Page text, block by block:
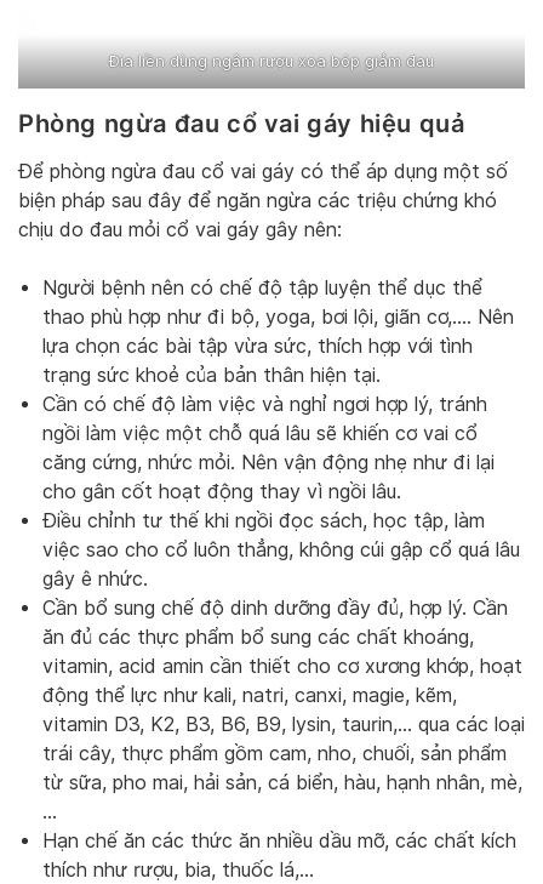
Địa liền dùng ngâm rượu xoa bóp giảm đau
Phòng ngừa đau cổ vai gáy hiệu quả
Để phòng ngừa đau cổ vai gáy có thể áp dụng một số
biện pháp sau đây để ngăn ngừa các triệu chứng khó
chịu do đau mỏi cổ vai gáy gây nên:
Người bệnh nên có chế độ tập luyện thể dục thể
thao phù hợp như đi bộ, yoga, bơi lội, giãn cơ,…. Nên
lựa chọn các bài tập vừa sức, thích hợp với tình
trạng sức khoẻ của bản thân hiện tại.
Cần có chế độ làm việc và nghỉ ngơi hợp lý, tránh
ngồi làm việc một chỗ quá lâu sẽ khiến cơ vai cổ
căng cứng, nhức mỏi. Nên vận động nhẹ như đi lại
cho gân cốt hoạt động thay vì ngồi lâu.
Điều chỉnh tư thế khi ngồi đọc sách, học tập, làm
việc sao cho cổ luôn thẳng, không cúi gập cổ quá lâu
gây ê nhức.
Cần bổ sung chế độ dinh dưỡng đầy đủ, hợp lý. Cần
ăn đủ các thực phẩm bổ sung các chất khoáng,
vitamin, acid amin cần thiết cho cơ xương khớp, hoạt
động thể lực như kali, natri, canxi, magie, kẽm,
vitamin D3, K2, B3, B6, B9, lysin, taurin,… qua các loại
trái cây, thực phẩm gồm cam, nho, chuối, sản phẩm
từ sữa, pho mai, hải sản, cá biển, hàu, hạnh nhân, mè,
…
Hạn chế ăn các thức ăn nhiều dầu mỡ, các chất kích
thích như rượu, bia, thuốc lá,…